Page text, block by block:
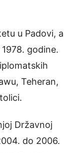
u Padovi, a
godine.
Teheran,
Državnoj
do 2006.